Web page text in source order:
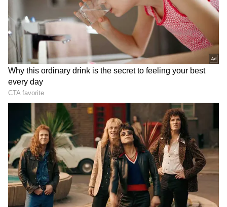
2
6
Image Credit :ANI
விஜய்யின் அரசியல் அதிரடி
பதவியேற்ற உடனேயே விஜய் அரசு எடுத்த
முதல் முடிவுகளில் ஒன்று, மாநிலத்தில்